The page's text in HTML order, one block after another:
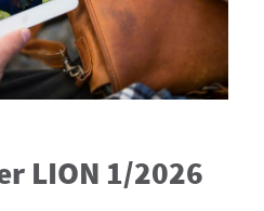
LION 1/2026